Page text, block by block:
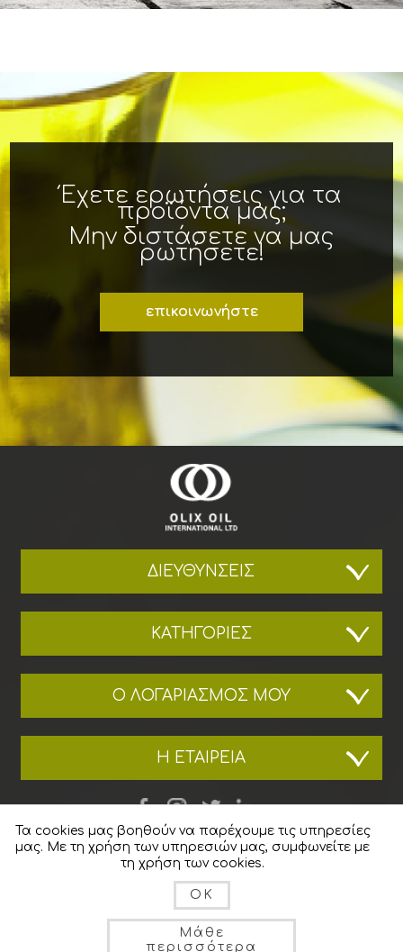
Έχετε ερωτήσεις για τα
προϊόντα μας;
Μην διστάσετε να μας
ρωτήσετε!
επικοινωνήστε
ΔΙΕΥΘΎΝΣΕΙΣ
ΚΑΤΗΓΟΡΊΕΣ
Ο ΛΟΓΑΡΙΑΣΜΌΣ ΜΟΥ
Η ΕΤΑΙΡΕΊΑ
Τα cookies μας βοηθούν να παρέχουμε τις υπηρεσίες
μας. Με τη χρήση των υπηρεσιών μας, συμφωνείτε με
τη χρήση των cookies.
OK
Μάθε
περισσότερα